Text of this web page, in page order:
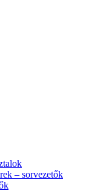
– sorvezetők